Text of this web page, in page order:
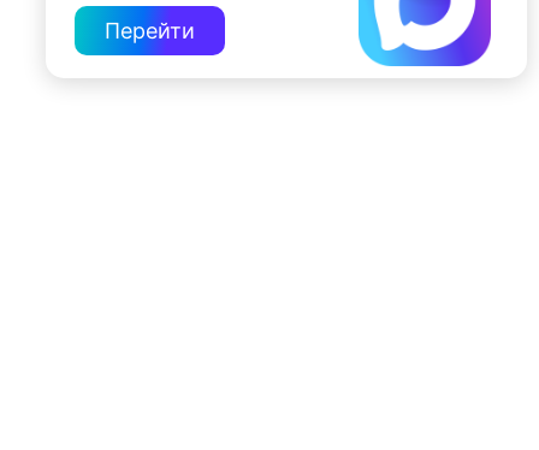
Перейти